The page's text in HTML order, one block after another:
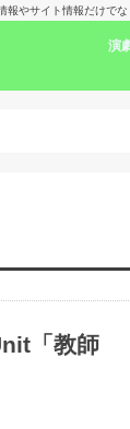
やサイト情報だけでな
演
演
舞
楽
演
「教師